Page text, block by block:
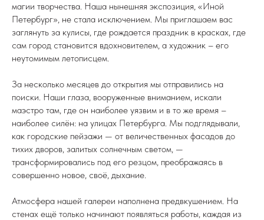
магии творчества. Наша нынешняя экспозиция, «Иной
Петербург», не стала исключением. Мы приглашаем вас
заглянуть за кулисы, где рождается праздник в красках, где
сам город становится вдохновителем, а художник – его
неутомимым летописцем.
За несколько месяцев до открытия мы отправились на
поиски. Наши глаза, вооруженные вниманием, искали
маэстро там, где он наиболее уязвим и в то же время –
наиболее силён: на улицах Петербурга. Мы подглядывали,
как городские пейзажи — от величественных фасадов до
тихих дворов, залитых солнечным светом, —
трансформировались под его резцом, преображаясь в
совершенно новое, своё, дыхание.
Атмосфера нашей галереи наполнена предвкушением. На
стенах ещё только начинают появляться работы, каждая из